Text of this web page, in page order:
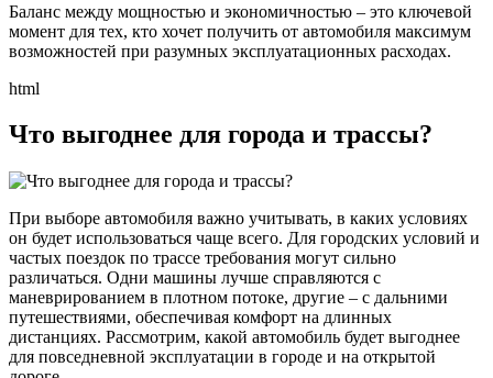
Баланс между мощностью и экономичностью – это ключевой
момент для тех, кто хочет получить от автомобиля максимум
возможностей при разумных эксплуатационных расходах.
html
Что выгоднее для города и трассы?
При выборе автомобиля важно учитывать, в каких условиях
он будет использоваться чаще всего. Для городских условий и
частых поездок по трассе требования могут сильно
различаться. Одни машины лучше справляются с
маневрированием в плотном потоке, другие – с дальними
путешествиями, обеспечивая комфорт на длинных
дистанциях. Рассмотрим, какой автомобиль будет выгоднее
для повседневной эксплуатации в городе и на открытой